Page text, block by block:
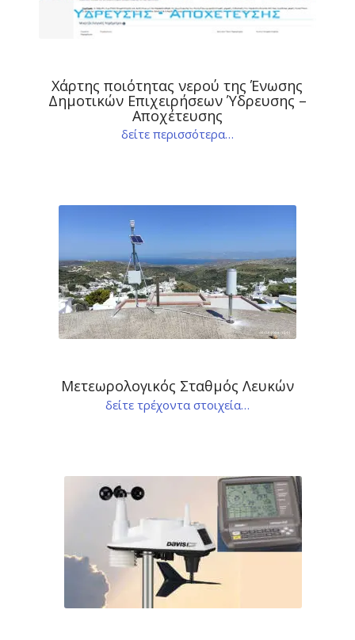
Χάρτης ποιότητας νερού της Ένωσης
Δημοτικών Επιχειρήσεων Ύδρευσης –
Αποχέτευσης
δείτε περισσότερα…
Μετεωρολογικός Σταθμός Λευκών
δείτε τρέχοντα στοιχεία…